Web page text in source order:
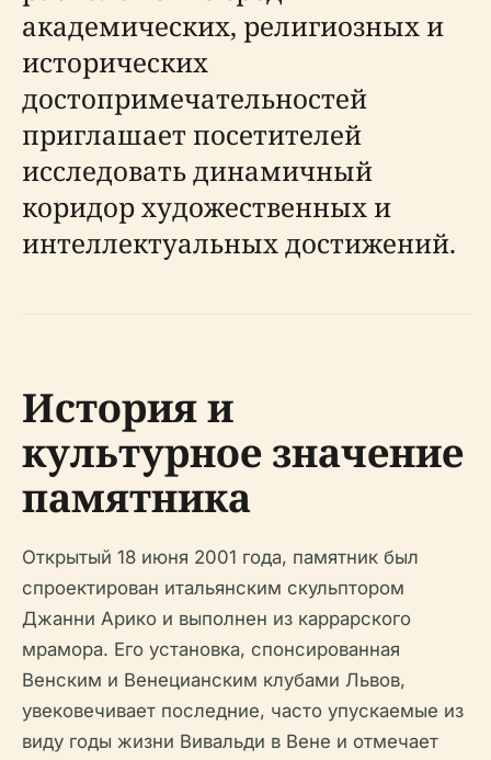
академических, религиозных и
исторических
достопримечательностей
приглашает посетителей
исследовать динамичный
коридор художественных и
интеллектуальных достижений.
История и
культурное значение
памятника
Открытый 18 июня 2001 года, памятник был
спроектирован итальянским скульптором
Джанни Арико и выполнен из каррарского
мрамора. Его установка, спонсированная
Венским и Венецианским клубами Львов,
увековечивает последние, часто упускаемые из
виду годы жизни Вивальди в Вене и отмечает